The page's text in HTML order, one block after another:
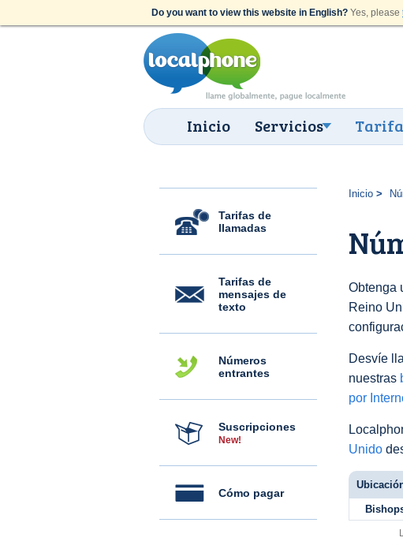
Do you want to view this website in English? Yes, please
Inicio Servicios
Tarifas de
llamadas
Tarifas de
mensajes de
texto
Números
entrantes
Suscripciones
New!
Cómo pagar
Inicio
Obtenga
Reino
Desvíe
nuestras
por
Unido